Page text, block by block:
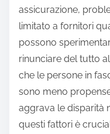
assicurazione,
limitato a fornitori
possono
rinunciare del tutto
che le persone in
sono meno
aggrava le disparità
questi fattori è